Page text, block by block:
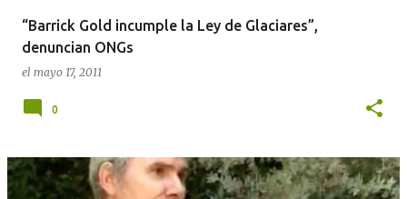
“Barrick Gold incumple la Ley de Glaciares”,
denuncian ONGs
el mayo 17, 2011
0